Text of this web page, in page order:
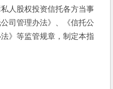
人股权投资信托各方当事
司管理办法》、《信托公
》等监管规章，制定本指